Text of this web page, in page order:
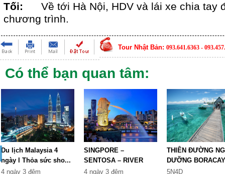
Tối: Về tới Hà Nội, HDV và lái xe chia tay
chương trình.
Tour Nhật Bản: 093.641.6363 -
Có thể bạn quan tâm:
Du lịch Malaysia 4
ngày l Thỏa sức sho...
4 ngày 3 đêm
SINGPORE –
SENTOSA – RIVER
CRUISE
4 ngày 3 đêm
THIÊN ĐƯỜNG
DƯỠNG
5N4D